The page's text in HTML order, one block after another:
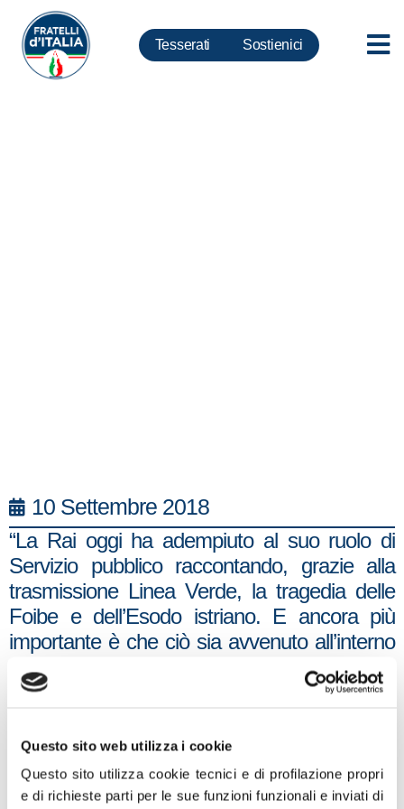
Questo sito web utilizza i cookie
Questo sito utilizza cookie tecnici e di profilazione propri
e di richieste parti per le sue funzioni funzionali e inviati di
Tesserati Sostienici
10 Settembre 2018
“La Rai oggi ha adempiuto al suo ruolo di
Servizio pubblico raccontando, grazie alla
trasmissione Linea Verde, la tragedia delle
Foibe e dell’Esodo istriano. E ancora più
importante è che ciò sia avvenuto all’interno
di un programma collocato in una fascia
oraria principale. Per questo ringrazio la
che hanno lavorato a questo servizio. Un
risultato che è frutto del grandissimo lavoro
condotto in questi anni dalle Associazioni